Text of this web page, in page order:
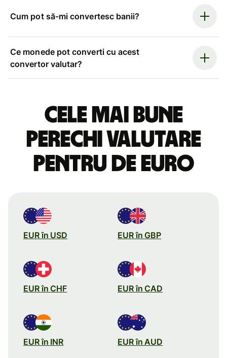
Cum pot să-mi convertesc banii?
Ce monede pot converti cu acest
convertor valutar?
Cele mai bune
perechi valutare
pentru de euro
EUR în USD EUR în GBP
EUR în CHF EUR în CAD
EUR în INR EUR în AUD